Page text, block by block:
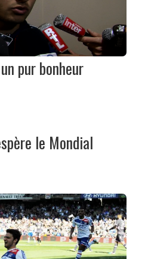
pur bonheur
le Mondial